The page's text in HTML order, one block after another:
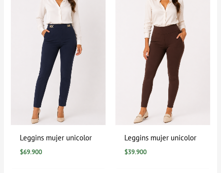
Leggins mujer unicolor
$69.900
Leggins mujer unicolor
$39.900